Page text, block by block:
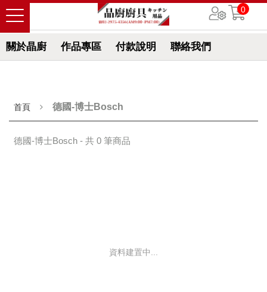
關於晶廚 作品專區 付款說明 聯絡我們
0
首頁 德國-博士Bosch
德國-博士Bosch - 共 0 筆商品
資料建置中...